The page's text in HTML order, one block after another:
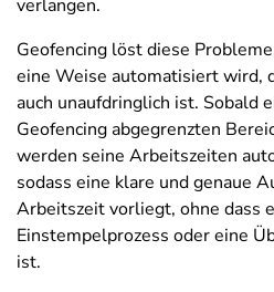
verlangen.
Geofencing löst diese
eine Weise automatisiert wird,
auch unaufdringlich ist. Sobald
Geofencing abgegrenzten
werden seine Arbeitszeiten
sodass eine klare und genaue
Arbeitszeit vorliegt, ohne dass
Einstempelprozess oder eine
ist.